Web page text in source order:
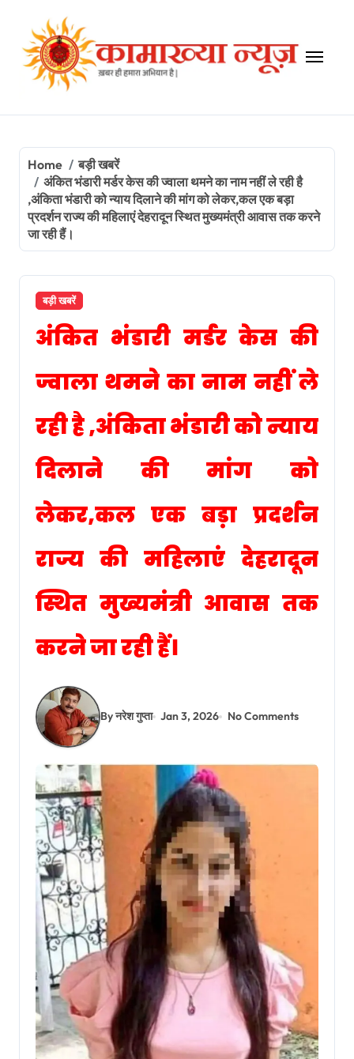
content
Home
बड़ी खबरें
अंकित भंडारी मर्डर केस की ज्वाला थमने का नाम नहीं ले रही है
,अंकिता भंडारी को न्याय दिलाने की मांग को लेकर,कल एक बड़ा
प्रदर्शन राज्य की महिलाएं देहरादून स्थित मुख्यमंत्री आवास तक करने
जा रही हैं।
बड़ी खबरें
अंकित भंडारी मर्डर केस की
ज्वाला थमने का नाम नहीं ले
रही है ,अंकिता भंडारी को न्याय
दिलाने की मांग को
लेकर,कल एक बड़ा प्रदर्शन
राज्य की महिलाएं देहरादून
स्थित मुख्यमंत्री आवास तक
करने जा रही हैं।
By नरेश गुप्ता Jan 3, 2026 No Comments